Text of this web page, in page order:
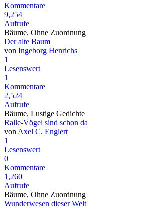
Kommentare
9,254
Aufrufe
Bäume, Ohne Zuordnung
Der alte Baum
von Ingeborg Henrichs
1
Lesenswert
1
Kommentare
2,524
Aufrufe
Bäume, Lustige Gedichte
Ralle-Vögel sind schon da
von Axel C. Englert
1
Lesenswert
0
Kommentare
1,260
Aufrufe
Bäume, Ohne Zuordnung
Wunderwesen dieser Welt